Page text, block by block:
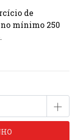
de
mínimo 250
+